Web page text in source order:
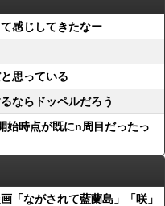
感じしてきたなー
思っている
ならドッペルだろう
始時点が既にn周目だったっ
「ながされて藍蘭島」「咲」